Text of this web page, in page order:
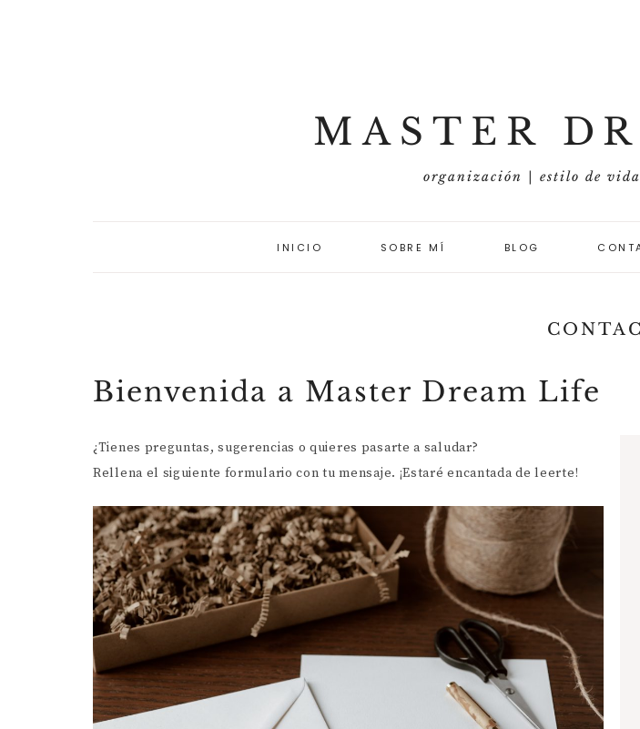
MASTER
organización | estilo de
INICIO SOBRE MÍ BLOG
DESARROLLO
Bienvenida a Master Dream Life
¿Tienes preguntas, sugerencias o quieres pasarte a saludar?
Rellena el siguiente formulario con tu mensaje. ¡Estaré encantada de leerte!